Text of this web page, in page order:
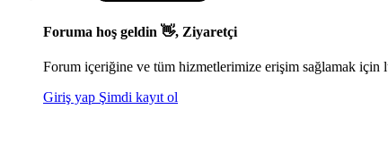
Foruma hoş geldin 👋, Ziyaretçi
Forum içeriğine ve tüm hizmetlerimize erişim sağlamak için
Giriş yap Şimdi kayıt ol